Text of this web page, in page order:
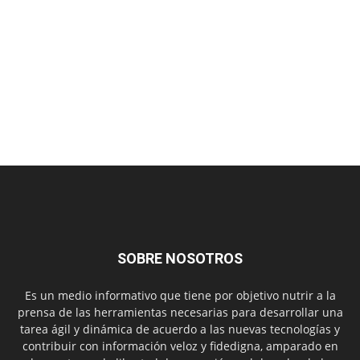
SOBRE NOSOTROS
Es un medio informativo que tiene por objetivo nutrir a la
prensa de las herramientas necesarias para desarrollar una
tarea ágil y dinámica de acuerdo a las nuevas tecnologías y
contribuir con información veloz y fidedigna, amparado en